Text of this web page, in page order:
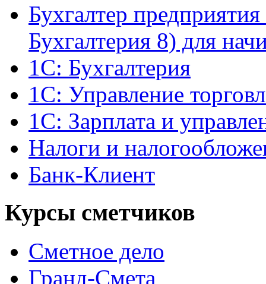
Бухгалтер
Бухгалтерия 8) для
1С: Бухгалтерия
1С: Управление
1С: Зарплата и
Налоги и
Банк-Клиент
Курсы сметчиков
Сметное дело
Гранд-Смета